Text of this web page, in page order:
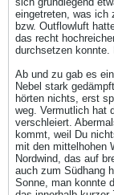
eingetreten, was ich
bzw. Outflowluft
das recht
durchsetzen konnte.
Ab und zu gab es
Nebel stark
hörten nichts, erst
weg. Vermutlich hat
verschleiert.
kommt, weil Du
mit den mittelhohen
Nordwind, das auf
auch zum Südhang
Sonne, man konnte